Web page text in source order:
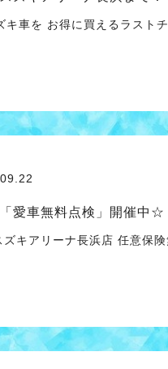
車を お得に買えるラス
愛車無料点検」開催中☆
キアリーナ長浜店 任意保